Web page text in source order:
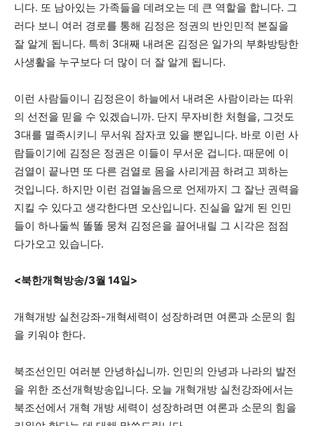
니다. 또 남아있는 가족들을 데려오는 데 큰 역할을 합니다. 그
러다 보니 여러 경로를 통해 김정은 정권의 반인민적 본질을
잘 알게 됩니다. 특히 3대째 내려온 김정은 일가의 부화방탕한
사생활을 누구보다 더 많이 더 잘 알게 됩니다.
이런 사람들이니 김정은이 하늘에서 내려온 사람이라는 따위
의 선전을 믿을 수 있겠습니까. 단지 무자비한 처형을, 그것도
3대를 멸족시키니 무서워 잠자코 있을 뿐입니다. 바로 이런 사
람들이기에 김정은 정권은 이들이 무서운 겁니다. 때문에 이
검열이 끝나면 또 다른 검열로 몸을 사리게끔 하려고 꾀하는
것입니다. 하지만 이런 검열놀음으로 언제까지 그 잘난 권력을
지킬 수 있다고 생각한다면 오산입니다. 진실을 알게 된 인민
들이 하나둘씩 똘똘 뭉쳐 김정은을 끌어내릴 그 시각은 점점
다가오고 있습니다.
<북한개혁방송/3월 14일>
개혁개방 실천강좌-개혁세력이 성장하려면 여론과 소문의 힘
을 키워야 한다.
북조선인민 여러분 안녕하십니까. 인민의 안녕과 나라의 발전
을 위한 조선개혁방송입니다. 오늘 개혁개방 실천강좌에서는
북조선에서 개혁 개방 세력이 성장하려면 여론과 소문의 힘을